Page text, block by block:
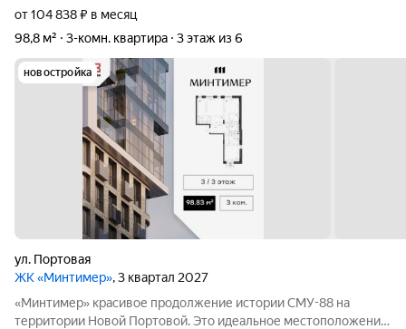
от 104 838 ₽ в месяц
98,8 м²
3-комн. квартира 3 этаж из 6
новостройка
ул. Портовая
ЖК «Минтимер», 3 квартал 2027
«Минтимер» красивое продолжение истории СМУ-88 на
территории Новой Портовой. Это идеальное местоположение